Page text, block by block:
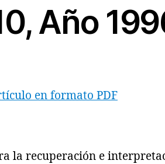
Año
en formato PDF
recuperación e